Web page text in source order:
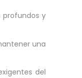
profundos y
una
del